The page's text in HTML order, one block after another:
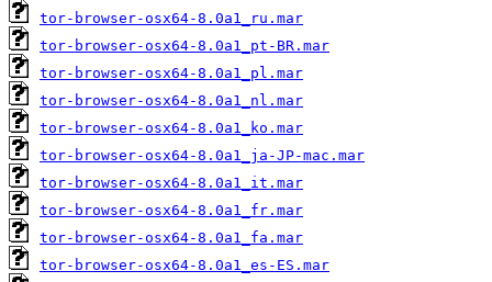
tor-browser-osx64-8.0a1_ru.mar
tor-browser-osx64-8.0a1_pt-BR.mar
tor-browser-osx64-8.0a1_pl.mar
tor-browser-osx64-8.0a1_nl.mar
tor-browser-osx64-8.0a1_ko.mar
tor-browser-osx64-8.0a1_ja-JP-mac.mar
tor-browser-osx64-8.0a1_it.mar
tor-browser-osx64-8.0a1_fr.mar
tor-browser-osx64-8.0a1_fa.mar
tor-browser-osx64-8.0a1_es-ES.mar